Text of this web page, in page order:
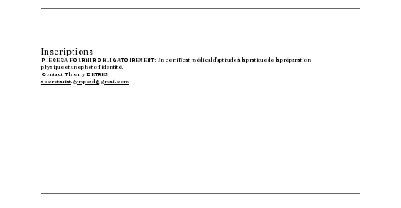
Inscriptions
PIÈCES A FOURNIR OBLIGATOIREMENT : Un certificat médical d’aptitude à la pratique de la préparation
physique et une photo d’identité.
Contact : Thierry DETREZ
secretariat.gympesd@gmail.com